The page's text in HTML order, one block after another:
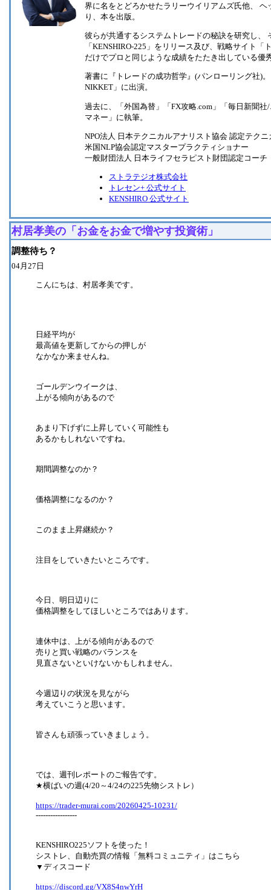
界に名をとどろかせたラリーウイリアムズ氏他、
り、本を出版。
彼らが共通するシステムトレードの秘訣を研究し、
「KENSHIRO-225」をリリース及び、戦略サイト
だけでプロと同じような成績をたたき出している
著書に『トレードの成功哲学』(パンローリング社)
NIKKET」に出演。
過去に、「外国為替」「FX攻略.com」「毎日新聞
マネー」に執筆。
NPO法人 日本テクニカルアナリスト協会 認定テク
米国NLP協会認定マスタープラクティショナー
一般財団法人 日本ライフセラピスト財団認定コーチ
ストラテジオ株式会社
トレセン+ 公式サイト
KENSHIRO 公式サイト
村居孝美の「お金をお金で増やす投資術」
調整待ち？
04月27日
こんにちは、村居孝美です。
日経平均が
最高値を更新してからの押しが
なかなか来ませんね。
ゴールデンウイークは、
上がる傾向があるので
あまり下げずに上昇していく可能性も
あるかもしれないですね。
期間調整なのか？
価格調整になるのか？
このまま上昇継続か？
注目をしていきたいところです。
今日、明日辺りに
価格調整をしてほしいところではあります。
連休中は、上がる傾向があるので
売りと買い戦略のバランスを
見直さないといけないかもしれません。
今週辺りの状況を見ながら
考えていこうと思います。
皆さんも頑張っていきましょう。
では、週刊レポートのご報告です。
★横ばいの週(4/20～4/24の225先物シストレ）
https://trader-murai.com/20260425-10231/
-----------------
KENSHIRO225ソフトを使った！
シストレ、自動売買の情報「無料コミュニティ」はこちら
▼ディスコード
https://discord.gg/VX8S4nwYrH